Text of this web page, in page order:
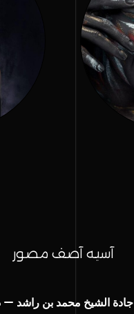
آسیه آصف مصور
جادة الشيخ محمد بن راشد –